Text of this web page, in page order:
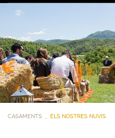
CASAMENTS ELS NOSTRES NUVIS